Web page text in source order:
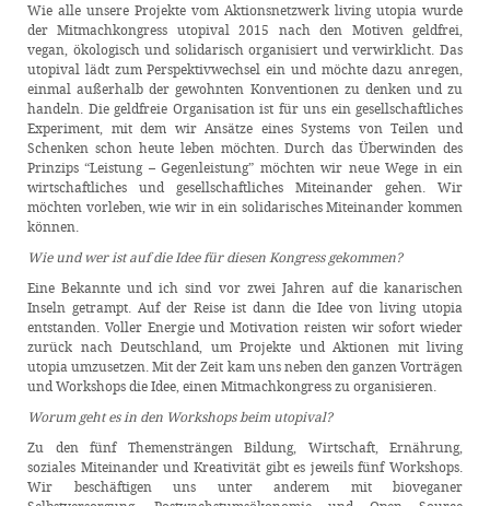
Wie alle unsere Projekte vom Aktionsnetzwerk living utopia wurde
der Mitmachkongress utopival 2015 nach den Motiven geldfrei,
vegan, ökologisch und solidarisch organisiert und verwirklicht. Das
utopival lädt zum Perspektivwechsel ein und möchte dazu anregen,
einmal außerhalb der gewohnten Konventionen zu denken und zu
handeln. Die geldfreie Organisation ist für uns ein gesellschaftliches
Experiment, mit dem wir Ansätze eines Systems von Teilen und
Schenken schon heute leben möchten. Durch das Überwinden des
Prinzips “Leistung – Gegenleistung” möchten wir neue Wege in ein
wirtschaftliches und gesellschaftliches Miteinander gehen. Wir
möchten vorleben, wie wir in ein solidarisches Miteinander kommen
können.
Wie und wer ist auf die Idee für diesen Kongress gekommen?
Eine Bekannte und ich sind vor zwei Jahren auf die kanarischen
Inseln getrampt. Auf der Reise ist dann die Idee von living utopia
entstanden. Voller Energie und Motivation reisten wir sofort wieder
zurück nach Deutschland, um Projekte und Aktionen mit living
utopia umzusetzen. Mit der Zeit kam uns neben den ganzen Vorträgen
und Workshops die Idee, einen Mitmachkongress zu organisieren.
Worum geht es in den Workshops beim utopival?
Zu den fünf Themensträngen Bildung, Wirtschaft, Ernährung,
soziales Miteinander und Kreativität gibt es jeweils fünf Workshops.
Wir beschäftigen uns unter anderem mit bioveganer